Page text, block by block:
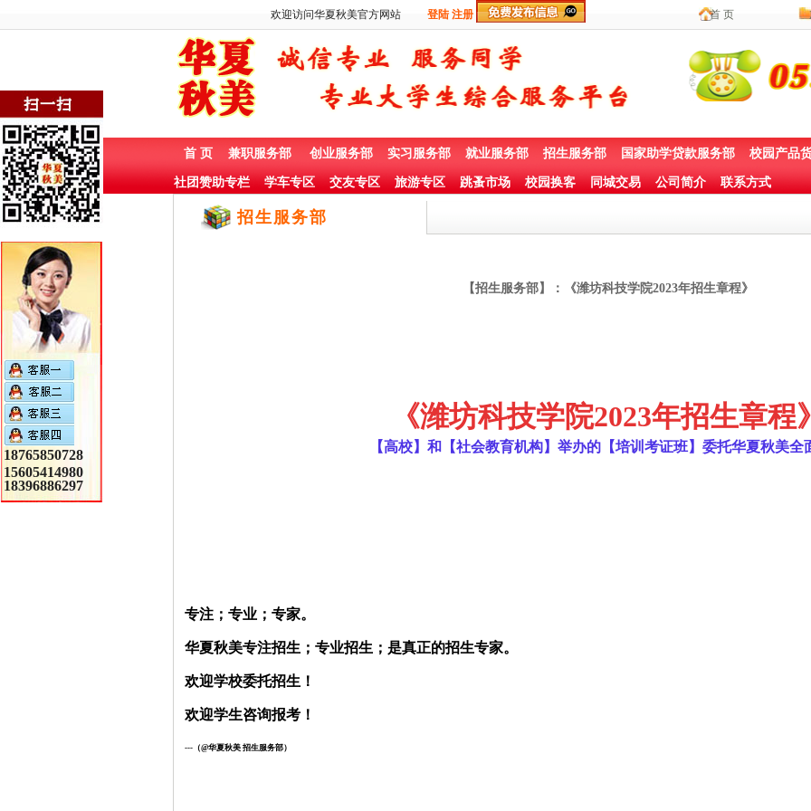
欢迎访问华夏秋美官方网站 登陆 注册 首 页
首 页 兼职服务部 创业服务部 实习服务部 就业服务部 招生服务部 国家助学贷款服务部 校园产品
社团赞助专栏 学车专区 交友专区 旅游专区 跳蚤市场 校园换客 同城交易 公司简介 联系方式
招生服务部
【招生服务部】：《潍坊科技学院2023年招生章程》
《潍坊科技学院2023年招生章程》
【高校】和【社会教育机构】举办的【培训考证班】委托华夏秋美全
专注；专业；专家。
华夏秋美专注招生；专业招生；是真正的招生专家。
欢迎学校委托招生！
欢迎学生咨询报考！
--- （@华夏秋美 招生服务部）
18765850728
15605414980
18396886297